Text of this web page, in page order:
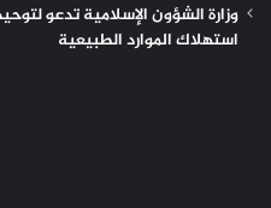
وزارة الشؤون الإسلامية تدعو
استهلاك الموارد الطبيعية